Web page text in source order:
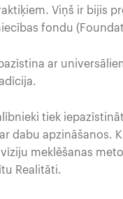
Viņš ir bijis
fondu
ar
tiek
dabu apzināšanos.
meklēšanas
Realitāti.